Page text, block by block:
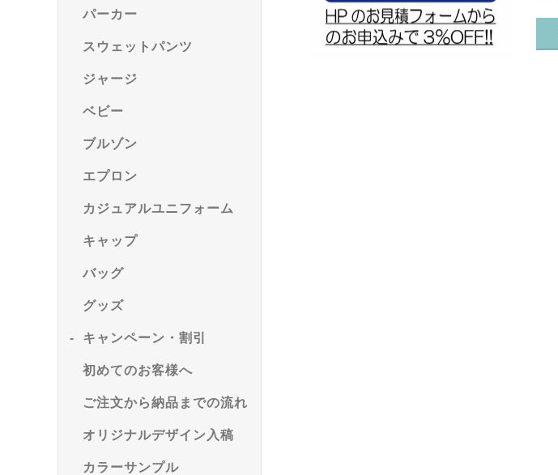
パーカー
スウェットパンツ
ジャージ
ベビー
ブルゾン
エプロン
カジュアルユニフォーム
キャップ
バッグ
グッズ
キャンペーン・割引
初めてのお客様へ
ご注文から納品までの流れ
オリジナルデザイン入稿
カラーサンプル